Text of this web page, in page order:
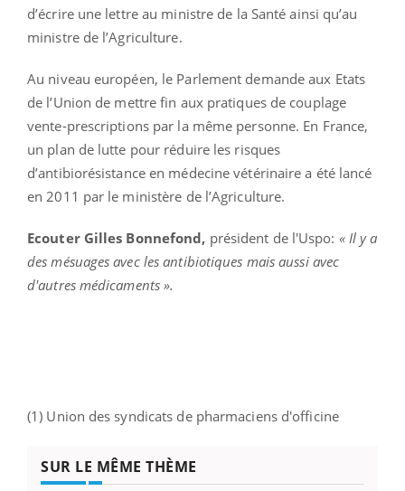
d’écrire une lettre au ministre de la Santé ainsi qu’au
ministre de l’Agriculture.
Au niveau européen, le Parlement demande aux Etats
de l’Union de mettre fin aux pratiques de couplage
vente-prescriptions par la même personne. En France,
un plan de lutte pour réduire les risques
d’antibiorésistance en médecine vétérinaire a été lancé
en 2011 par le ministère de l’Agriculture.
Ecouter Gilles Bonnefond, président de l'Uspo: « Il y a
des mésuages avec les antibiotiques mais aussi avec
d'autres médicaments ».
(1) Union des syndicats de pharmaciens d'officine
SUR LE MÊME THÈME